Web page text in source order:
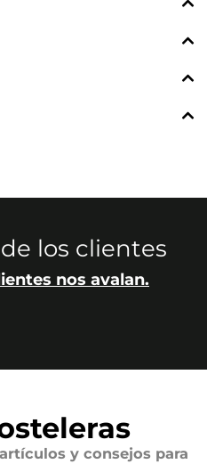
los clientes
nos avalan.
y consejos para